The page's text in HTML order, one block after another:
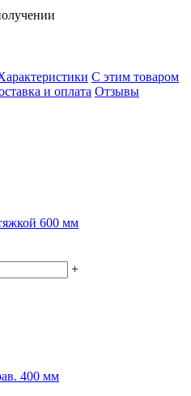
С этим товаром
и оплата Отзывы
600 мм
+
400 мм